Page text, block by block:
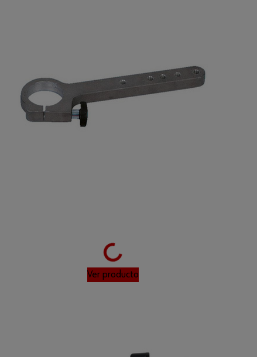
Loading...
Ver producto